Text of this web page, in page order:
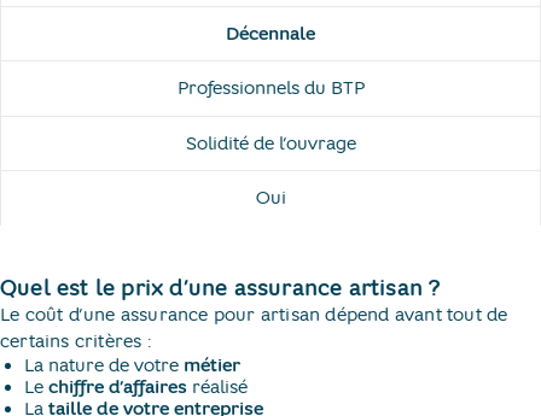
Décennale
Professionnels du BTP
Solidité de l’ouvrage
Oui
Quel est le prix d’une assurance artisan ?
Le coût d’une assurance pour artisan dépend avant tout de
certains critères :
La nature de votre métier
Le chiffre d’affaires réalisé
La taille de votre entreprise